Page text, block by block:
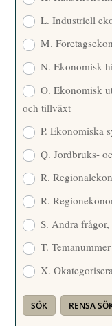
L. Industriell
M.
N. Ekonomisk
O. Ekonomisk
och tillväxt
P. Ekonomiska
Q. Jordbruks-
R.
R.
S. Andra
T. Temanummer
X.